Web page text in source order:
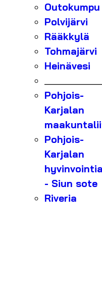
Outokumpu
Polvijärvi
Rääkkylä
Tohmajärvi
Heinävesi
Pohjois-
Karjalan
Pohjois-
Karjalan
- Siun sote
Riveria